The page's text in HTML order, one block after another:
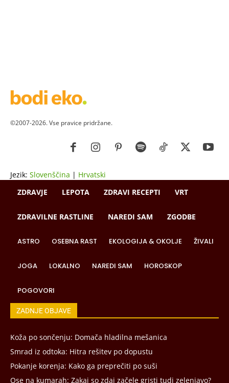
©2007-2026. Vse pravice pridržane.
Jezik: Slovenščina | Hrvatski
ZDRAVJE
LEPOTA ZDRAVI RECEPTI VRT
ZDRAVILNE RASTLINE NAREDI SAM ZGODBE
ASTRO OSEBNA RAST EKOLOGIJA & OKOLJE ŽIVALI
JOGA LOKALNO NAREDI SAM HOROSKOP
POGOVORI
ZADNJE OBJAVE
Koža po sončenju: Domača hladilna mešanica
Smrad iz odtoka: Hitra rešitev po dopustu
Pokanje korenja: Kako ga preprečiti po suši
Ose na kumarah: Zakaj so zdaj začele gristi tudi zelenjavo?